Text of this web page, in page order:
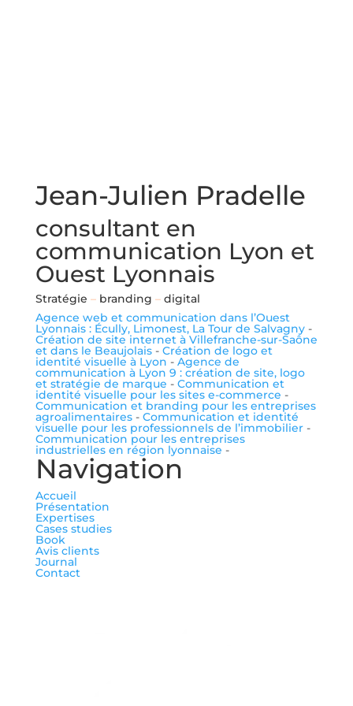
Jean-Julien Pradelle
consultant en
communication Lyon et
Ouest Lyonnais
Stratégie –branding –digital
Agence web et communication dans l’Ouest
Lyonnais : Écully, Limonest, La Tour de Salvagny-
Création de site internet à Villefranche-sur-Saône
et dans le Beaujolais- Création de logo et
identité visuelle à Lyon - Agence de
communication à Lyon 9 : création de site, logo
et stratégie de marque - Communication et
identité visuelle pour les sites e-commerce -
Communication et branding pour les entreprises
agroalimentaires- Communication et identité
visuelle pour les professionnels de l’immobilier-
Communication pour les entreprises
industrielles en région lyonnaise -
Navigation
Accueil
Présentation
Expertises
Cases studies
Book
Avis clients
Journal
Contact